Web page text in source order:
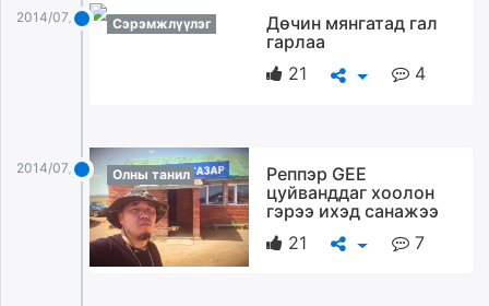
ikon.mn
shuud.mn
eagle.mn
ergelt.mn
today.mn
2014/07/13 Сэрэмжлүүлэг
Дөчин мянгатад гал
гарлаа
21
4
2014/07/13 Олны танил
Реппэр GEE
цуйванддаг хоолон
гэрээ ихэд санажээ
21
7